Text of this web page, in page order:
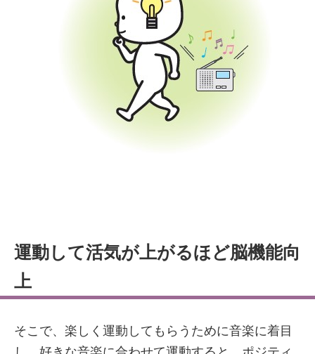
運動して活気が上がるほど脳機能向
上
そこで、楽しく運動してもらうために音楽に着目